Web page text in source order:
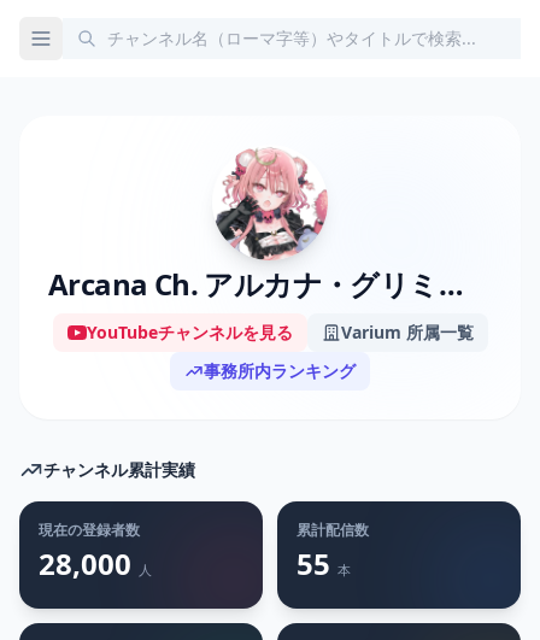
Arcana Ch. アルカナ・グリミィベア
YouTubeチャンネルを見る
Varium 所属一覧
事務所内ランキング
チャンネル累計実績
現在の登録者数
28,000 人
累計配信数
55 本